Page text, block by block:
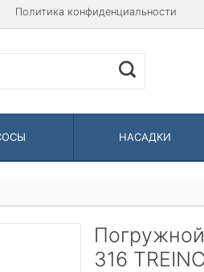
Политика конфиденциальности
НАСАДКИ
316